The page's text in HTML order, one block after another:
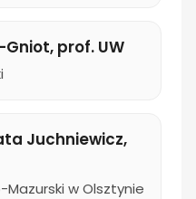
prof. UW
Juchniewicz,
w Olsztynie